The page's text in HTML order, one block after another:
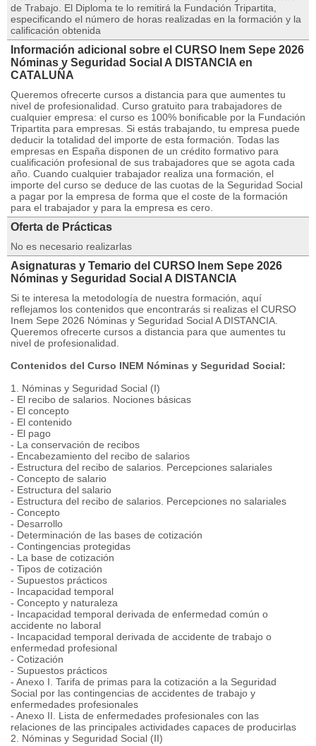
de Trabajo. El Diploma te lo remitirá la Fundación Tripartita,
especificando el número de horas realizadas en la formación y la
calificación obtenida
Información adicional sobre el CURSO Inem Sepe 2026
Nóminas y Seguridad Social A DISTANCIA en
CATALUÑA
Queremos ofrecerte cursos a distancia para que aumentes tu
nivel de profesionalidad. Curso gratuito para trabajadores de
cualquier empresa: el curso es 100% bonificable por la Fundación
Tripartita para empresas. Si estás trabajando, tu empresa puede
deducir la totalidad del importe de esta formación. Todas las
empresas en España disponen de un crédito formativo para
cualificación profesional de sus trabajadores que se agota cada
año. Cuando cualquier trabajador realiza una formación, el
importe del curso se deduce de las cuotas de la Seguridad Social
a pagar por la empresa de forma que el coste de la formación
para el trabajador y para la empresa es cero.
Oferta de Prácticas
No es necesario realizarlas
Asignaturas y Temario del CURSO Inem Sepe 2026
Nóminas y Seguridad Social A DISTANCIA
Si te interesa la metodología de nuestra formación, aquí
reflejamos los contenidos que encontrarás si realizas el CURSO
Inem Sepe 2026 Nóminas y Seguridad Social A DISTANCIA.
Queremos ofrecerte cursos a distancia para que aumentes tu
nivel de profesionalidad.
Contenidos del Curso INEM Nóminas y Seguridad Social:
1. Nóminas y Seguridad Social (I)
- El recibo de salarios. Nociones básicas
- El concepto
- El contenido
- El pago
- La conservación de recibos
- Encabezamiento del recibo de salarios
- Estructura del recibo de salarios. Percepciones salariales
- Concepto de salario
- Estructura del salario
- Estructura del recibo de salarios. Percepciones no salariales
- Concepto
- Desarrollo
- Determinación de las bases de cotización
- Contingencias protegidas
- La base de cotización
- Tipos de cotización
- Supuestos prácticos
- Incapacidad temporal
- Concepto y naturaleza
- Incapacidad temporal derivada de enfermedad común o
accidente no laboral
- Incapacidad temporal derivada de accidente de trabajo o
enfermedad profesional
- Cotización
- Supuestos prácticos
- Anexo I. Tarifa de primas para la cotización a la Seguridad
Social por las contingencias de accidentes de trabajo y
enfermedades profesionales
- Anexo II. Lista de enfermedades profesionales con las
relaciones de las principales actividades capaces de producirlas
2. Nóminas y Seguridad Social (II)